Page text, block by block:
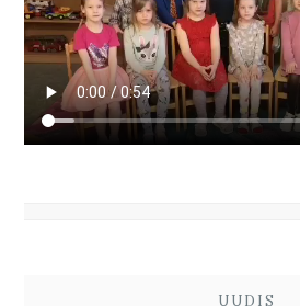
UUDIS